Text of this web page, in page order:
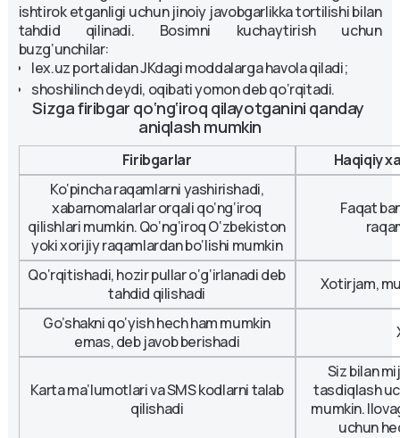
ishtirok etganligi uchun jinoiy javobgarlikka tortilishi bilan
tahdid qilinadi. Bosimni kuchaytirish uchun
buzg‘unchilar:
lex.uz portalidan JKdagi moddalarga havola qiladi;
shoshilinch deydi, oqibati yomon deb qo‘rqitadi.
Sizga firibgar qo‘ng‘iroq qilayotganini qanday
aniqlash mumkin
Firibgarlar
Haqiqiy
Ko‘pincha raqamlarni yashirishadi,
xabarnomalarlar orqali qo‘ng‘iroq
qilishlari mumkin. Qo‘ng‘iroq O‘zbekiston
yoki xorijiy raqamlardan bo‘lishi mumkin
Faqat
Qo‘rqitishadi, hozir pullar o‘g‘irlanadi deb
tahdid qilishadi
Xotirjam,
Go’shakni qo‘yish hech ham mumkin
emas, deb javob berishadi
Karta ma’lumotlari va SMS kodlarni talab
qilishadi
Siz bilan
tasdiqlash
mumkin.
uchun